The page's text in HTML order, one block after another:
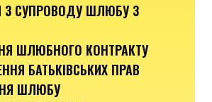
З СУПРОВОДУ ШЛЮБУ З
ШЛЮБНОГО КОНТРАКТУ
БАТЬКІВСЬКИХ ПРАВ
ШЛЮБУ